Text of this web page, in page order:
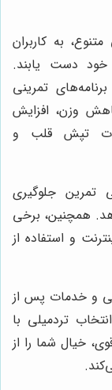
به کاربران
دست یابند.
تمرینی
وزن، افزایش
تپش قلب و
تمرین جلوگیری
همچنین، برخی
و استفاده از
و خدمات پس از
تردمیلی با
خیال شما را از